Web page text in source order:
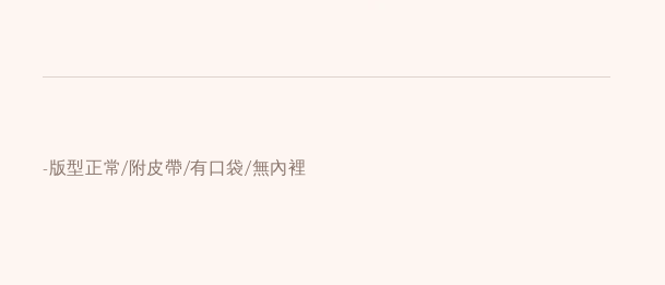
-版型正常/附皮帶/有口袋/無內裡